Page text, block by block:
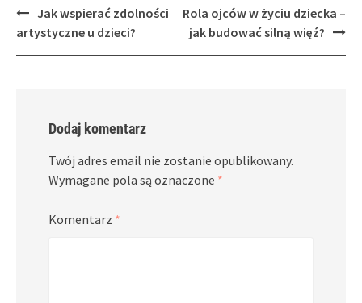
Post
navigation
Jak wspierać zdolności
artystyczne u dzieci?
Rola ojców w życiu dziecka –
jak budować silną więź?
Dodaj komentarz
Twój adres email nie zostanie opublikowany.
Wymagane pola są oznaczone *
Komentarz *